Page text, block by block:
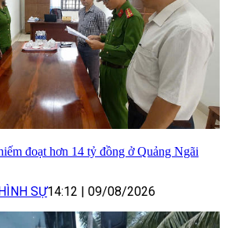
đoạt hơn 14 tỷ đồng ở Quảng Ngãi
SỰ14:12 | 09/08/2026